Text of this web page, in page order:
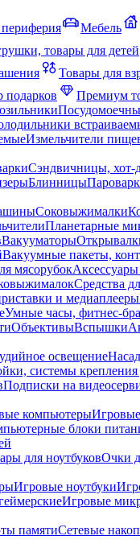
Мебель
товары для детей
Товары для
Премиум
Измельчители
Сэндвичницы, хот-
Блинницы
Соковыжималки
Планетарные
Вакууматоры
Вакуумные пакеты,
мясорубок
Средства
и медиаплееры
Умные часы, фитнес-
ОбъективыВспышки
освещение
системы крепления
Подписки на
компьютеры
блоки
для ноутбуковОчки
Игровые ноутбуки
Игровые
памятиСетевые